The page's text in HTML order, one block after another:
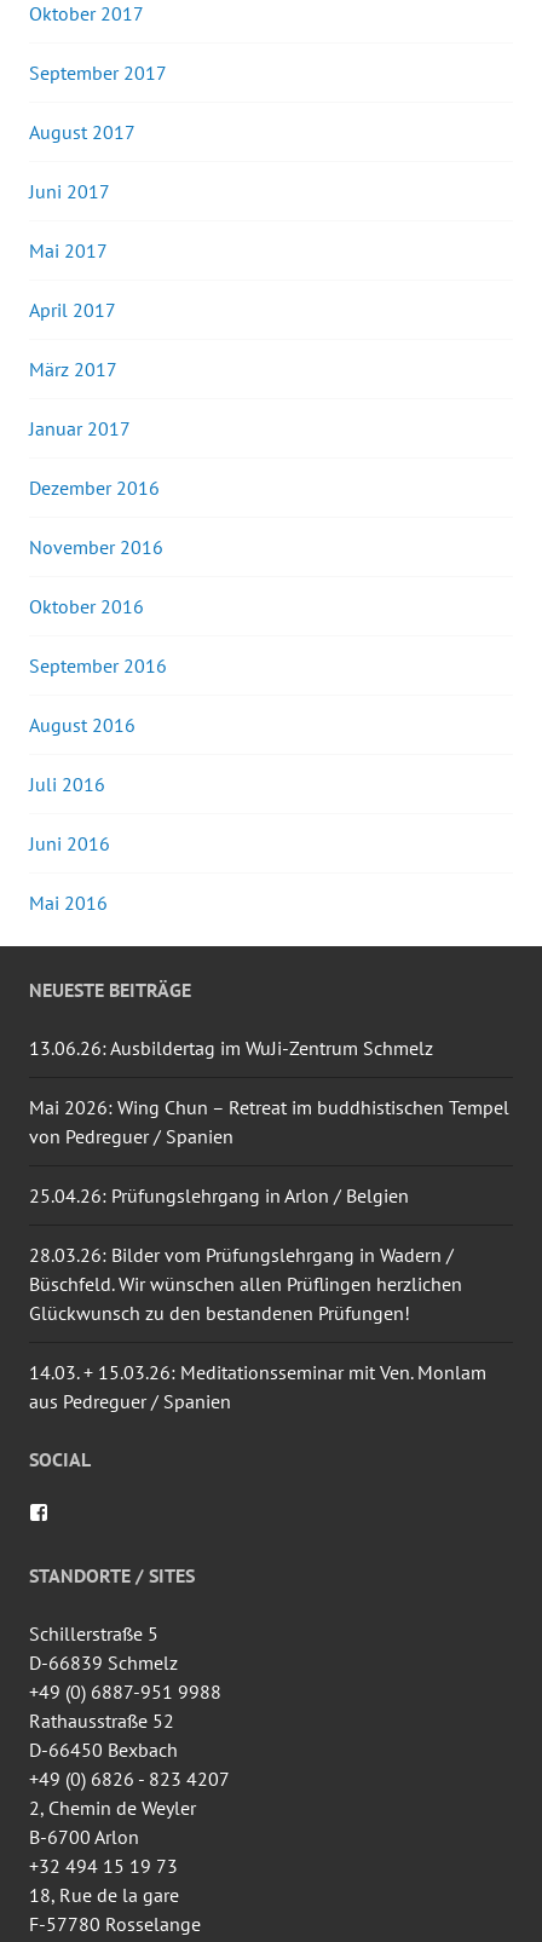
Oktober 2017
September 2017
August 2017
Juni 2017
Mai 2017
April 2017
März 2017
Januar 2017
Dezember 2016
November 2016
Oktober 2016
September 2016
August 2016
Juli 2016
Juni 2016
Mai 2016
NEUESTE BEITRÄGE
13.06.26: Ausbildertag im WuJi-Zentrum Schmelz
Mai 2026: Wing Chun – Retreat im buddhistischen Tempel
von Pedreguer / Spanien
25.04.26: Prüfungslehrgang in Arlon / Belgien
28.03.26: Bilder vom Prüfungslehrgang in Wadern /
Büschfeld. Wir wünschen allen Prüflingen herzlichen
Glückwunsch zu den bestandenen Prüfungen!
14.03. + 15.03.26: Meditationsseminar mit Ven. Monlam
aus Pedreguer / Spanien
SOCIAL
auf
Facebook
STANDORTE / SITES
Schillerstraße 5
D-66839 Schmelz
+49 (0) 6887-951 9988
Rathausstraße 52
D-66450 Bexbach
+49 (0) 6826 - 823 4207
2, Chemin de Weyler
B-6700 Arlon
+32 494 15 19 73
18, Rue de la gare
F-57780 Rosselange